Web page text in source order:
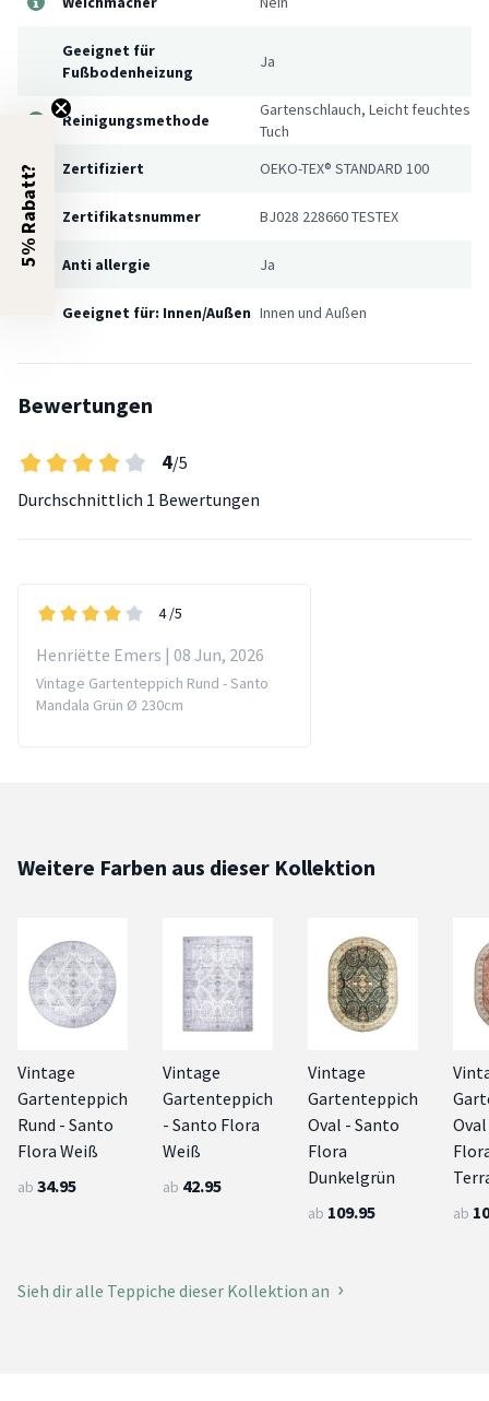
Geeignet für
Fußbodenheizung
Ja
Reinigungsmethode
Gartenschlauch, Leicht feuchtes
Tuch
Zertifiziert
OEKO-TEX® STANDARD 100
Zertifikatsnummer BJ028 228660 TESTEX
Anti allergie Ja
Geeignet für: Innen/Außen Innen und Außen
Bewertungen
4/5
Durchschnittlich 1 Bewertungen
4 /5
Henriëtte Emers | 08 Jun, 2026
Vintage Gartenteppich Rund - Santo
Mandala Grün Ø 230cm
Weitere Farben aus dieser Kollektion
Vintage
Gartenteppich
Rund - Santo
Flora Weiß
ab 34.95
Vintage
Gartenteppich
- Santo Flora
Weiß
ab 42.95
Vintage
Gartenteppich
Oval - Santo
Flora
Dunkelgrün
ab 109.95 ab
Sieh dir alle Teppiche dieser Kollektion an
5% Rabatt?